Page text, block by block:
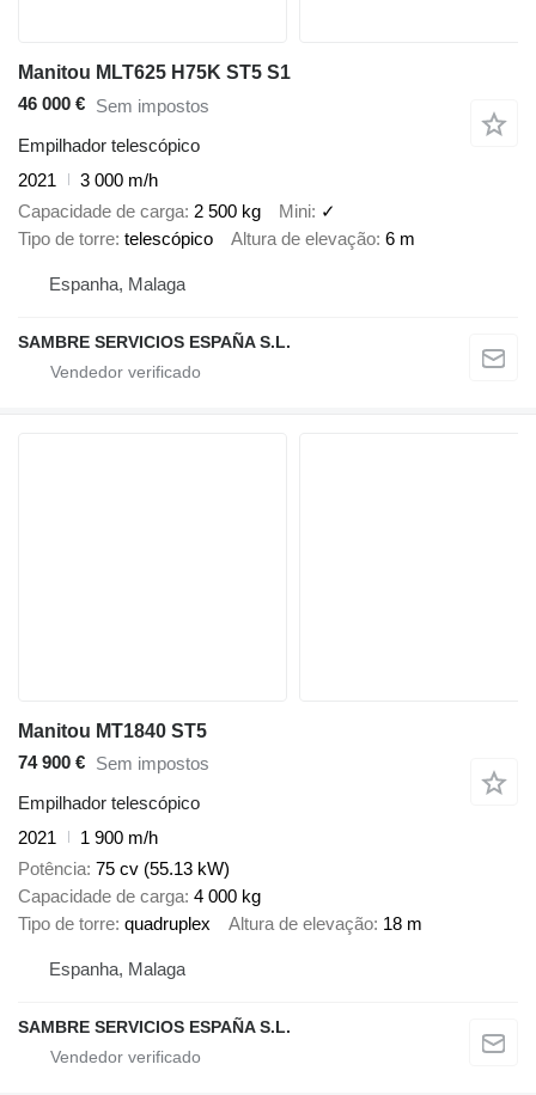
Manitou MLT625 H75K ST5 S1
46 000 € Sem impostos
Empilhador telescópico
2021
3 000 m/h
Capacidade de carga 2 500 kg Mini ✓
Tipo de torre telescópico Altura de elevação 6 m
Espanha, Malaga
SAMBRE SERVICIOS ESPAÑA S.L.
Manitou MT1840 ST5
74 900 € Sem impostos
Empilhador telescópico
2021
1 900 m/h
Potência 75 cv (55.13 kW)
Capacidade de carga 4 000 kg
Tipo de torre quadruplex Altura de elevação 18 m
Espanha, Malaga
SAMBRE SERVICIOS ESPAÑA S.L.